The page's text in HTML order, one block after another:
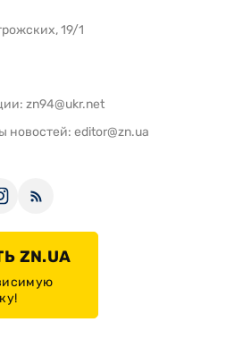
19/1
zn94@ukr.net
новостей: editor@zn.ua
ZN.UA